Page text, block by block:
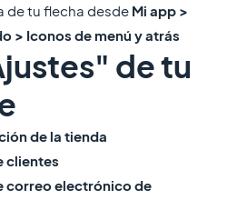
de tu flecha desde Mi app >
> Iconos de menú y atrás
de tu
de la tienda
clientes
correo electrónico de